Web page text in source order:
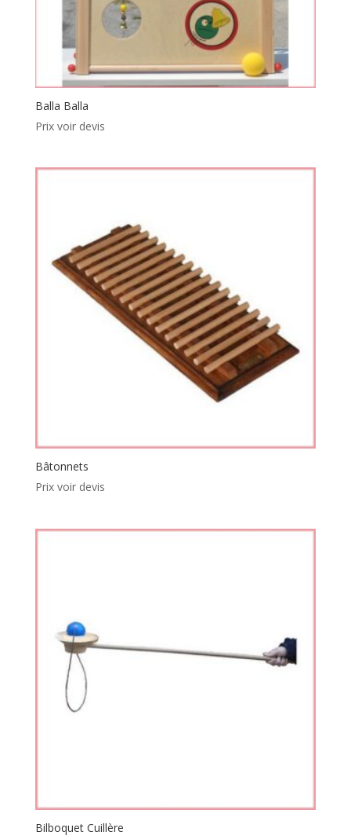
Balla Balla
Prix voir devis
Bâtonnets
Prix voir devis
Bilboquet Cuillère